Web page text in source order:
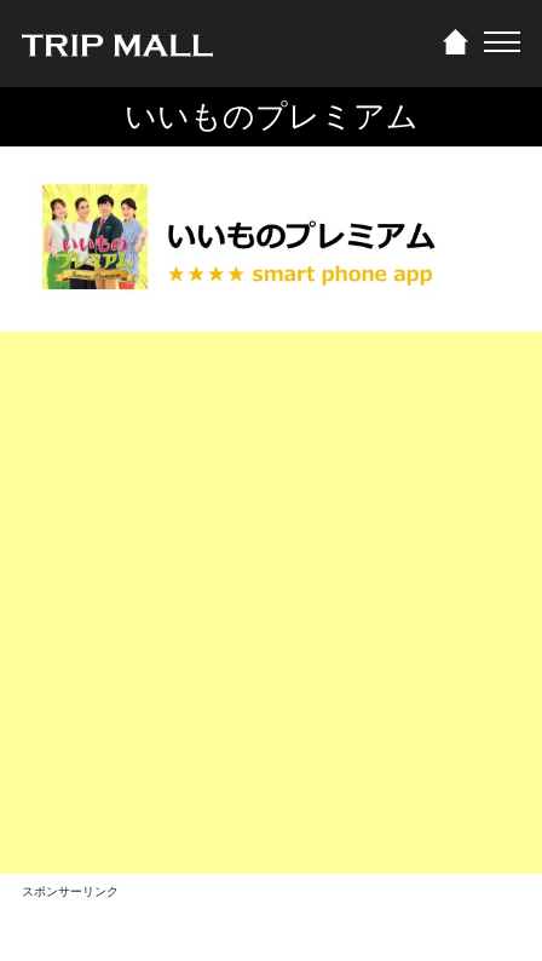
いいものプレミアム
スポンサーリンク